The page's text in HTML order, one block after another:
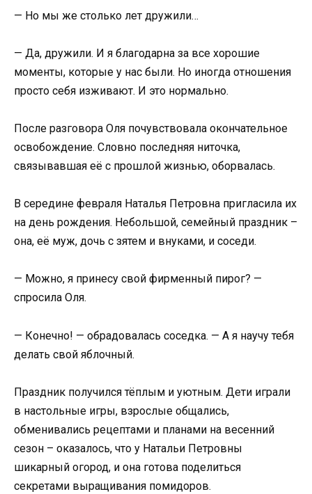
— Но мы же столько лет дружили…
— Да, дружили. И я благодарна за все хорошие
моменты, которые у нас были. Но иногда отношения
просто себя изживают. И это нормально.
После разговора Оля почувствовала окончательное
освобождение. Словно последняя ниточка,
связывавшая её с прошлой жизнью, оборвалась.
В середине февраля Наталья Петровна пригласила их
на день рождения. Небольшой, семейный праздник –
она, её муж, дочь с зятем и внуками, и соседи.
— Можно, я принесу свой фирменный пирог? —
спросила Оля.
— Конечно! — обрадовалась соседка. — А я научу тебя
делать свой яблочный.
Праздник получился тёплым и уютным. Дети играли
в настольные игры, взрослые общались,
обменивались рецептами и планами на весенний
сезон – оказалось, что у Натальи Петровны
шикарный огород, и она готова поделиться
секретами выращивания помидоров.